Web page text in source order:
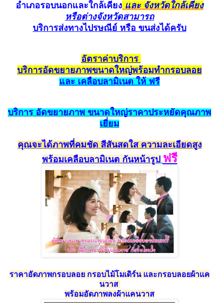
อำเภอรอบนอกและใกล้เคียง และ จังหวัดใกล้เคียง
หรือต่างจังหวัดสามารถ
บริการส่งทางไปรษณีย์ หรือ ขนส่งได้ครับ
อัตราค่าบริการ
บริการอัดขยายภาพขนาดใหญ่พร้อมทำกรอบลอย
และ เคลือบลามิเนต ให้ ฟรี
บริการ อัดขยายภาพ ขนาดใหญ่ราคาประหยัดคุณภาพ
เยี่ยม
คุณจะได้ภาพที่คมชัด สีสันสดใส ความละเอียดสูง
พร้อมเคลือบลามิเนต กันหน้ารูป ฟรี
ราคาอัดภาพกรอบลอย กรอบไม้โมเดิร์น และกรอบลอยผ้าแค
นวาส
พร้อมอัดภาพลงผ้าแคนวาส